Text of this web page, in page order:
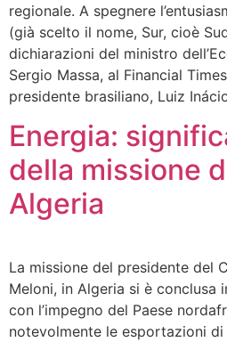
regionale. A spegnere
(già scelto il nome, Sur, cioè
dichiarazioni del ministro
Sergio Massa, al Financial
presidente brasiliano, Luiz
Energia:
della missione
Algeria
La missione del presidente del
Meloni, in Algeria si è conclusa
con l’impegno del Paese
notevolmente le esportazioni di